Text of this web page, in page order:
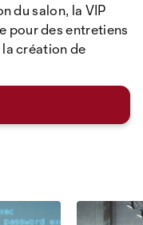
du salon, la VIP
pour des entretiens
création de